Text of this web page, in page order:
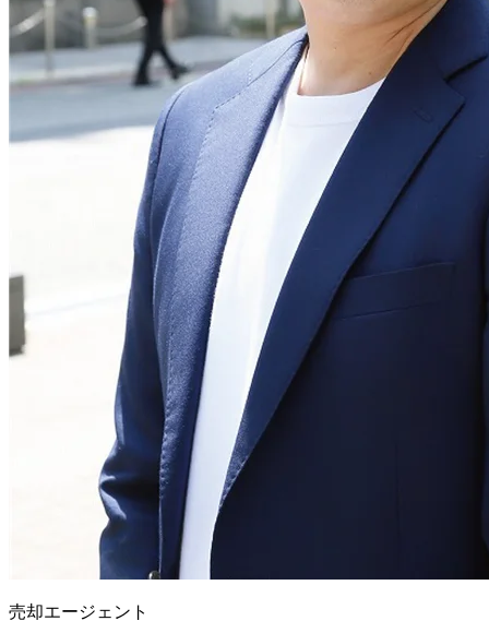
売却エージェント